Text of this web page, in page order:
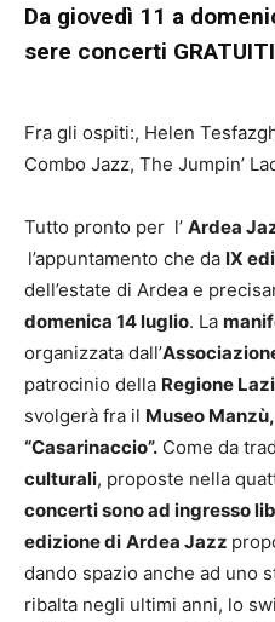
Da giovedì 11 a
sere concerti
Fra gli ospiti:, Helen
Combo Jazz, The Jumpin’
Tutto pronto per l’ Ardea
l’appuntamento che da IX
dell’estate di Ardea e
domenica 14 luglio. La
organizzata dall’
patrocinio della Regione
svolgerà fra il Museo Manzù,
“Casarinaccio”. Come da
culturali, proposte nella
concerti sono ad ingresso
edizione di Ardea Jazz
dando spazio anche ad uno
ribalta negli ultimi anni, lo